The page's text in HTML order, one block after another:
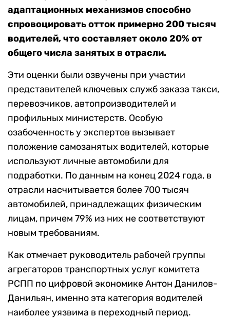
адаптационных механизмов способно
спровоцировать отток примерно 200 тысяч
водителей, что составляет около 20% от
общего числа занятых в отрасли.
Эти оценки были озвучены при участии
представителей ключевых служб заказа такси,
перевозчиков, автопроизводителей и
профильных министерств. Особую
озабоченность у экспертов вызывает
положение самозанятых водителей, которые
используют личные автомобили для
подработки. По данным на конец 2024 года, в
отрасли насчитывается более 700 тысяч
автомобилей, принадлежащих физическим
лицам, причем 79% из них не соответствуют
новым требованиям.
Как отмечает руководитель рабочей группы
агрегаторов транспортных услуг комитета
РСПП по цифровой экономике Антон Данилов-
Данильян, именно эта категория водителей
наиболее уязвима в переходный период.